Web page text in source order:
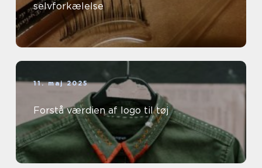
selvforkælelse
11. maj 2025
Forstå værdien af logo til tøj